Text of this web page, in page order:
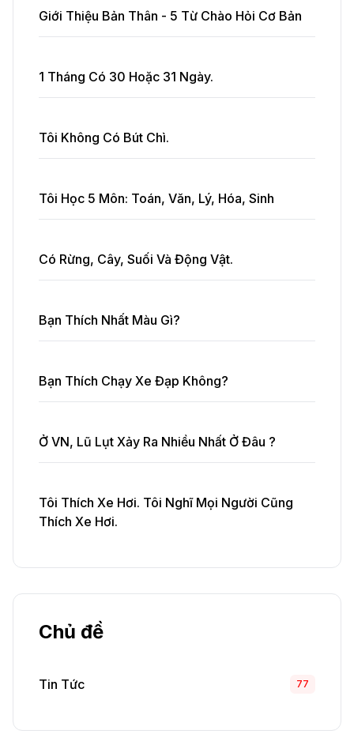
Giới Thiệu Bản Thân - 5 Từ Chào Hỏi Cơ Bản
1 Tháng Có 30 Hoặc 31 Ngày.
Tôi Không Có Bút Chì.
Tôi Học 5 Môn: Toán, Văn, Lý, Hóa, Sinh
Có Rừng, Cây, Suối Và Động Vật.
Bạn Thích Nhất Màu Gì?
Bạn Thích Chạy Xe Đạp Không?
Ở VN, Lũ Lụt Xảy Ra Nhiều Nhất Ở Đâu ?
Tôi Thích Xe Hơi. Tôi Nghĩ Mọi Người Cũng
Thích Xe Hơi.
Chủ đề
Tin Tức 77